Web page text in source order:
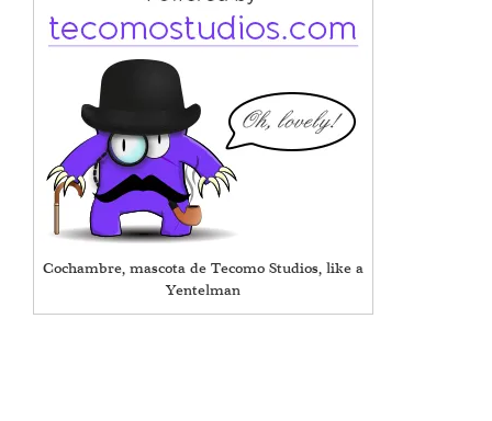
Cochambre, mascota de Tecomo Studios, like a
Yentelman